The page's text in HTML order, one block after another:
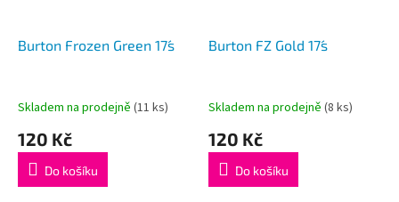
Burton Frozen Green 17´s
Skladem na prodejně (11 ks)
120 Kč
Do košíku
Burton FZ Gold 17´s
Skladem na prodejně (8 ks)
120 Kč
Do košíku